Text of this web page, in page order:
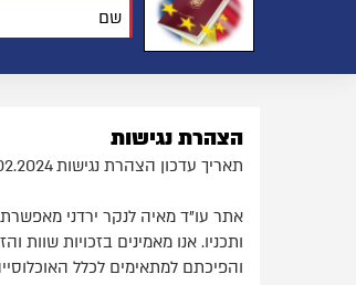
הצהרת נגישות
תאריך עדכון הצהרת נגישות 01.02.2024
אתר עו"ד מאיה לנקר ירדני מאפשרת
ותכניו. אנו מאמינים בזכויות
והפיכתם למתאימים לכלל